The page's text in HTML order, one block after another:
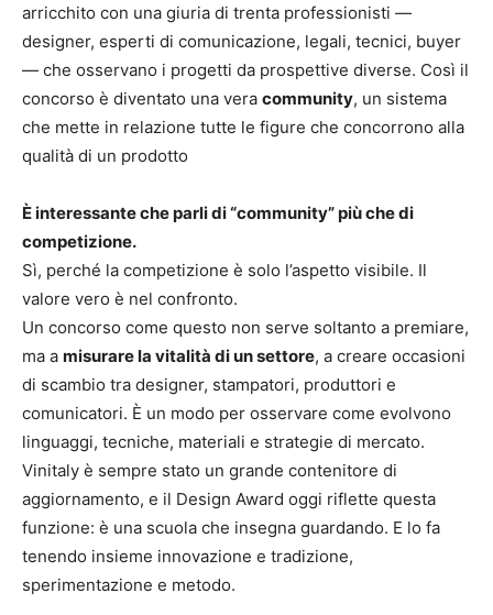
arricchito con una giuria di trenta professionisti —
designer, esperti di comunicazione, legali, tecnici, buyer
— che osservano i progetti da prospettive diverse. Così il
concorso è diventato una vera community, un sistema
che mette in relazione tutte le figure che concorrono alla
qualità di un prodotto
È interessante che parli di “community” più che di
competizione.
Sì, perché la competizione è solo l’aspetto visibile. Il
valore vero è nel confronto.
Un concorso come questo non serve soltanto a premiare,
ma a misurare la vitalità di un settore, a creare occasioni
di scambio tra designer, stampatori, produttori e
comunicatori. È un modo per osservare come evolvono
linguaggi, tecniche, materiali e strategie di mercato.
Vinitaly è sempre stato un grande contenitore di
aggiornamento, e il Design Award oggi riflette questa
funzione: è una scuola che insegna guardando. E lo fa
tenendo insieme innovazione e tradizione,
sperimentazione e metodo.